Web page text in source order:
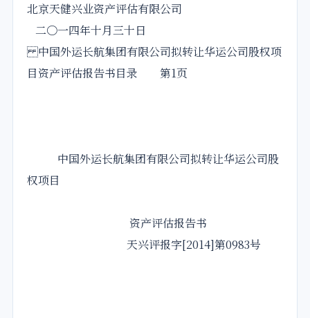
北京天健兴业资产评估有限公司
二〇一四年十月三十日
中国外运长航集团有限公司拟转让华运公司股权项
目资产评估报告书目录 第1页
中国外运长航集团有限公司拟转让华运公司股
权项目
资产评估报告书
天兴评报字[2014]第0983号